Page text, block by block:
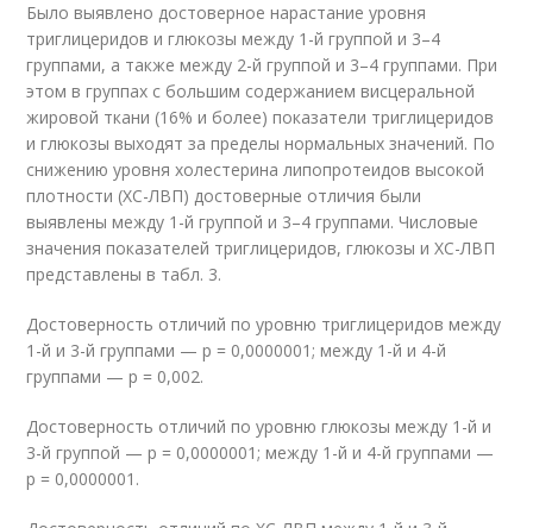
Было выявлено достоверное нарастание уровня
триглицеридов и глюкозы между 1-й группой и 3–4
группами, а также между 2-й группой и 3–4 группами. При
этом в группах с большим содержанием висцеральной
жировой ткани (16% и более) показатели триглицеридов
и глюкозы выходят за пределы нормальных значений. По
снижению уровня холестерина липопротеидов высокой
плотности (ХС-ЛВП) достоверные отличия были
выявлены между 1-й группой и 3–4 группами. Числовые
значения показателей триглицеридов, глюкозы и ХС-ЛВП
представлены в табл. 3.
Достоверность отличий по уровню триглицеридов между
1-й и 3-й группами — р = 0,0000001; между 1-й и 4-й
группами — р = 0,002.
Достоверность отличий по уровню глюкозы между 1-й и
3-й группой — р = 0,0000001; между 1-й и 4-й группами —
р = 0,0000001.